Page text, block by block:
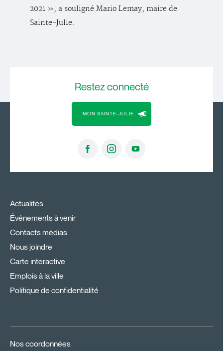
2021 », a souligné Mario Lemay, maire de
Sainte-Julie.
Restezconnecté
MON SAINTE-JULIE
Actualités
Événements à venir
Contacts médias
Nous joindre
Carte interactive
Emplois à la ville
Politique de confidentialité
Nos coordonnées